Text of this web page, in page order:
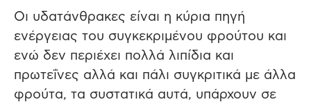
Οι υδατάνθρακες είναι η κύρια πηγή
ενέργειας του συγκεκριμένου φρούτου και
ενώ δεν περιέχει πολλά λιπίδια και
πρωτεΐνες αλλά και πάλι συγκριτικά με άλλα
φρούτα, τα συστατικά αυτά, υπάρχουν σε